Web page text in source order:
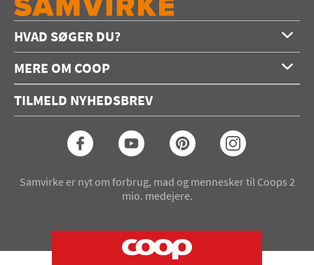
HVAD SØGER DU?
Opskrifter
Konkurrencer
Seneste Samvirke-magasin
MERE OM COOP
Annoncering
Coop medlem
TILMELD NYHEDSBREV
Samvirke er nyt om forbrug, mad og mennesker til Coops 2
mio. medejere.